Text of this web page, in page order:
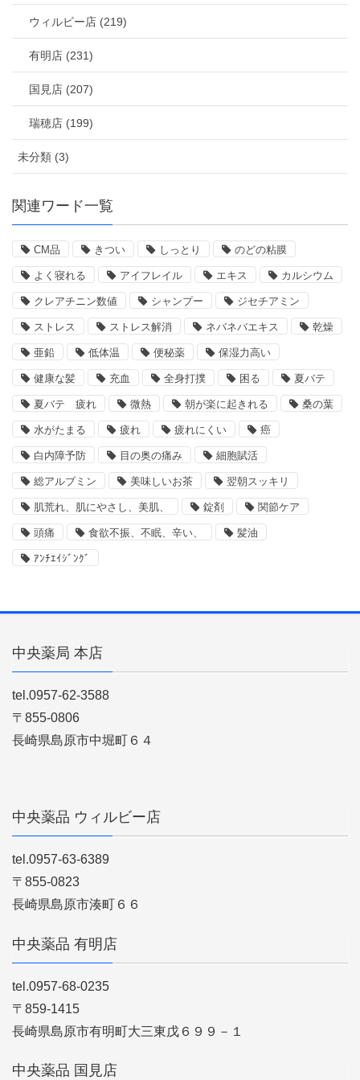
ウィルビー店 (219)
有明店 (231)
国見店 (207)
瑞穂店 (199)
未分類 (3)
関連ワード一覧
CM品 きつい しっとり のどの粘膜
よく寝れる アイフレイル エキス カルシウム
クレアチニン数値 シャンプー ジセチアミン
ストレス ストレス解消 ネバネバエキス 乾燥
亜鉛 低体温 便秘薬 保湿力高い
健康な髪 充血 全身打撲 困る 夏バテ
夏バテ 疲れ 微熱 朝が楽に起きれる 桑の葉
水がたまる 疲れ 疲れにくい 癌
白内障予防 目の奥の痛み 細胞賦活
総アルブミン 美味しいお茶 翌朝スッキリ
肌荒れ、肌にやさし、美肌、 錠剤 関節ケア
頭痛 食欲不振、不眠、辛い、 髪油
ｱﾝﾁｴｲｼﾞﾝｸﾞ
中央薬局 本店
tel.0957-62-3588
〒855-0806
長崎県島原市中堀町６４
中央薬品 ウィルビー店
tel.0957-63-6389
〒855-0823
長崎県島原市湊町６６
中央薬品 有明店
tel.0957-68-0235
〒859-1415
長崎県島原市有明町大三東戊６９９－１
中央薬品 国見店